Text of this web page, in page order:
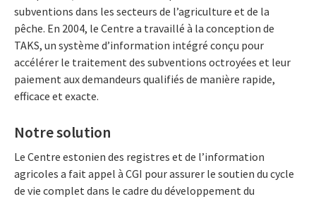
subventions dans les secteurs de l’agriculture et de la
pêche. En 2004, le Centre a travaillé à la conception de
TAKS, un système d’information intégré conçu pour
accélérer le traitement des subventions octroyées et leur
paiement aux demandeurs qualifiés de manière rapide,
efficace et exacte.
Notre solution
Le Centre estonien des registres et de l’information
agricoles a fait appel à CGI pour assurer le soutien du cycle
de vie complet dans le cadre du développement du